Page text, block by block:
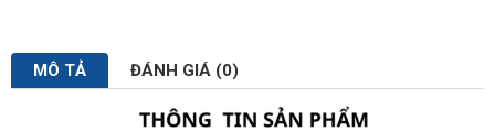
MÔ TẢ ĐÁNH GIÁ (0)